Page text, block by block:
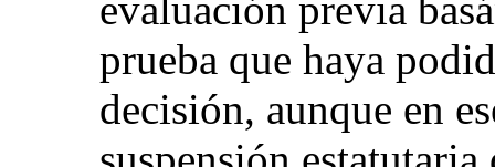
prueba que haya
decisión, aunque en